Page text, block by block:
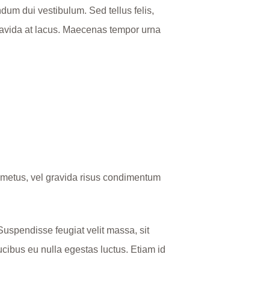
dui vestibulum. Sed tellus felis,
at lacus. Maecenas tempor urna
vel gravida risus condimentum
feugiat velit massa, sit
eu nulla egestas luctus. Etiam id